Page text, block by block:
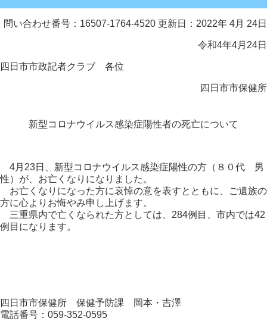
問い合わせ番号：16507-1764-4520 更新日：2022年 4月 24日
令和4年4月24日
四日市市政記者クラブ 各位
四日市市保健所
新型コロナウイルス感染症陽性者の死亡について
4月23日、新型コロナウイルス感染症陽性の方（８０代 男
性）が、お亡くなりになりました。
お亡くなりになった方に哀悼の意を表すとともに、ご遺族の
方に心よりお悔やみ申し上げます。
三重県内で亡くなられた方としては、284例目、市内では42
例目になります。
四日市市保健所 保健予防課 岡本・吉澤
電話番号：059-352-0595